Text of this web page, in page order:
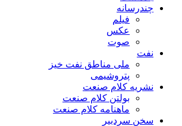
چندرسانه
فیلم
عکس
صوت
نفت
ملی مناطق نفت خیز
پتروشیمی
نشریه کلام صنعت
بولتن کلام صنعت
ماهنامه کلام صنعت
سخن سردبیر